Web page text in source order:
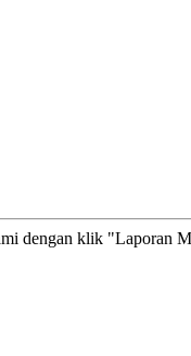
dengan klik "Laporan